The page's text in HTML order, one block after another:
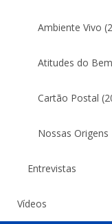
Ambiente Vivo
Atitudes do
Cartão Postal
Nossas Origens
Entrevistas
Vídeos